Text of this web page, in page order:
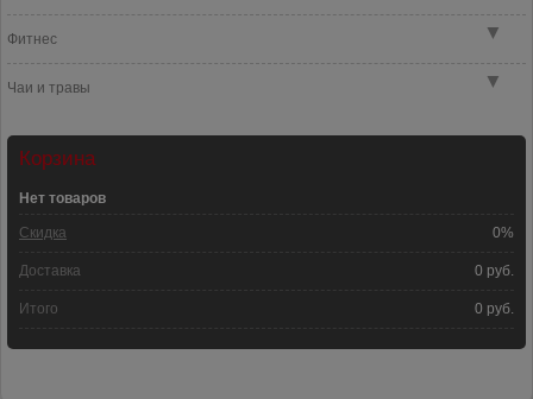
▼
Фитнес
▼
Чаи и травы
Корзина
Нет товаров
Скидка 0%
Доставка 0 руб.
Итого 0 руб.